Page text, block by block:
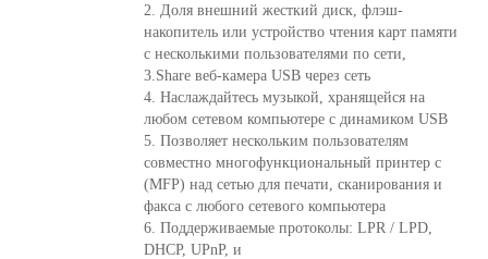
2. Доля внешний жесткий диск, флэш-
накопитель или устройство чтения карт памяти
с несколькими пользователями по сети,
3.Share веб-камера USB через сеть
4. Наслаждайтесь музыкой, хранящейся на
любом сетевом компьютере с динамиком USB
5. Позволяет нескольким пользователям
совместно многофункциональный принтер с
(MFP) над сетью для печати, сканирования и
факса с любого сетевого компьютера
6. Поддерживаемые протоколы: LPR / LPD,
DHCP, UPnP, и